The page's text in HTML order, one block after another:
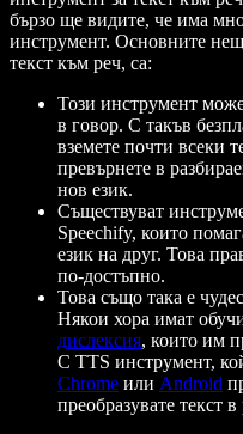
бързо ще видите, че има
инструмент. Основните
текст към реч, са:
Този инструмент
в говор. С такъв
вземете почти всеки
превърнете в
нов език.
Съществуват
Speechify, които
език на друг. Това
по-достъпно.
Това също така е
Някои хора имат
дислексия, които им
С TTS инструмент,
Chrome или Android
преобразувате текст